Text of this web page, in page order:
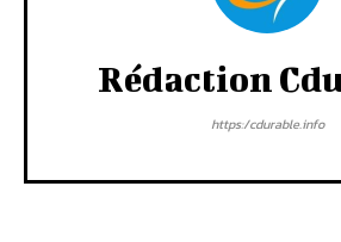
Rédaction
https:/cdurable.info